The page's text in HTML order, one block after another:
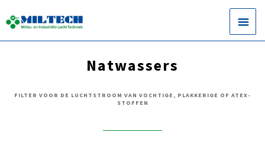
Natwassers
FILTER VOOR DE LUCHTSTROOM VAN VOCHTIGE, PLAKKERIGE OF ATEX-
STOFFEN